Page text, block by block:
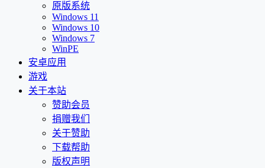
原版系统
Windows 11
Windows 10
Windows 7
WinPE
安卓应用
游戏
关于本站
赞助会员
捐赠我们
关于赞助
下载帮助
版权声明